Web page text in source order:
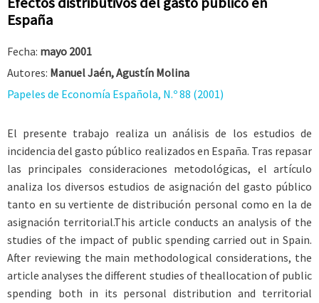
España
Fecha: mayo 2001
Autores: Manuel Jaén, Agustín Molina
Papeles de Economía Española, N.º 88 (2001)
El presente trabajo realiza un análisis de los estudios de
incidencia del gasto público realizados en España. Tras repasar
las principales consideraciones metodológicas, el artículo
analiza los diversos estudios de asignación del gasto público
tanto en su vertiente de distribución personal como en la de
asignación territorial.This article conducts an analysis of the
studies of the impact of public spending carried out in Spain.
After reviewing the main methodological considerations, the
article analyses the different studies of theallocation of public
spending both in its personal distribution and territorial